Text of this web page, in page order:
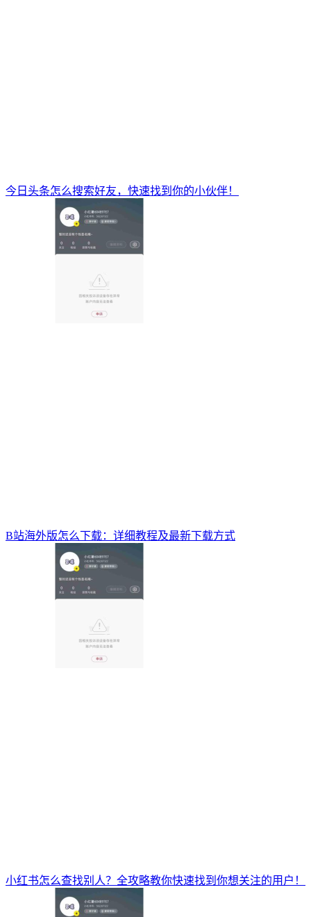
今日头条怎么搜索好友，快速找到你的小伙伴！
B站海外版怎么下载：详细教程及最新下载方式
小红书怎么查找别人？全攻略教你快速找到你想关注的用户！